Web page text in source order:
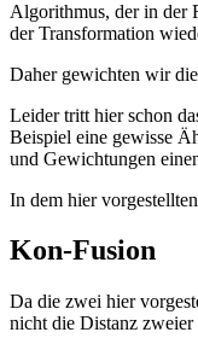
Algorithmus, der in der
der Transformation
Daher gewichten wir
Leider tritt hier schon
Beispiel eine gewisse
und Gewichtungen
In dem hier
Kon-Fusion
Da die zwei hier
nicht die Distanz